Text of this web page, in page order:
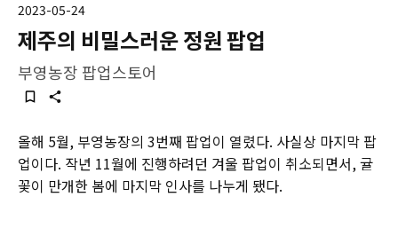
2023-05-24
제주의 비밀스러운 정원 팝업
부영농장 팝업스토어
올해 5월, 부영농장의 3번째 팝업이 열렸다. 사실상 마지막 팝
업이다. 작년 11월에 진행하려던 겨울 팝업이 취소되면서, 귤
꽃이 만개한 봄에 마지막 인사를 나누게 됐다.